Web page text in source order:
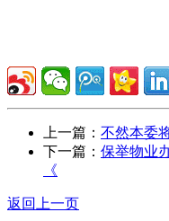
上一篇： 不然本委
下一篇： 保举物业
《
返回上一页